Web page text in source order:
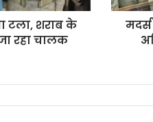
टला, शराब के
रहा चालक